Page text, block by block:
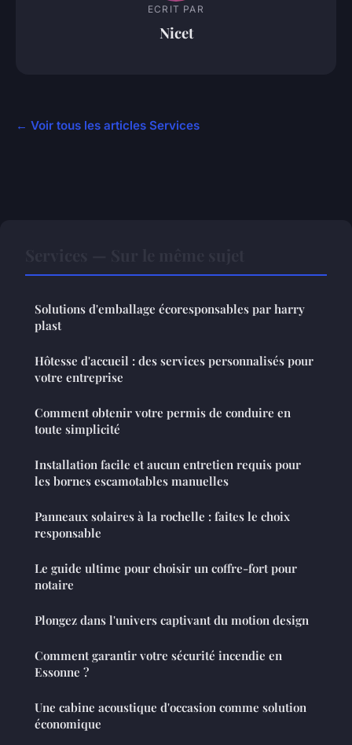
ECRIT PAR
Nicet
← Voir tous les articles Services
Solutions d'emballage écoresponsables par harry
plast
Hôtesse d'accueil : des services personnalisés pour
votre entreprise
Comment obtenir votre permis de conduire en
toute simplicité
Installation facile et aucun entretien requis pour
les bornes escamotables manuelles
Panneaux solaires à la rochelle : faites le choix
responsable
Le guide ultime pour choisir un coffre-fort pour
notaire
Plongez dans l'univers captivant du motion design
Comment garantir votre sécurité incendie en
Essonne ?
Une cabine acoustique d'occasion comme solution
économique